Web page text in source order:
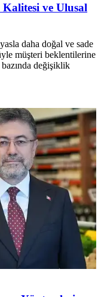
ve Ulusal
daha doğal ve sade
müşteri beklentilerine
değişiklik